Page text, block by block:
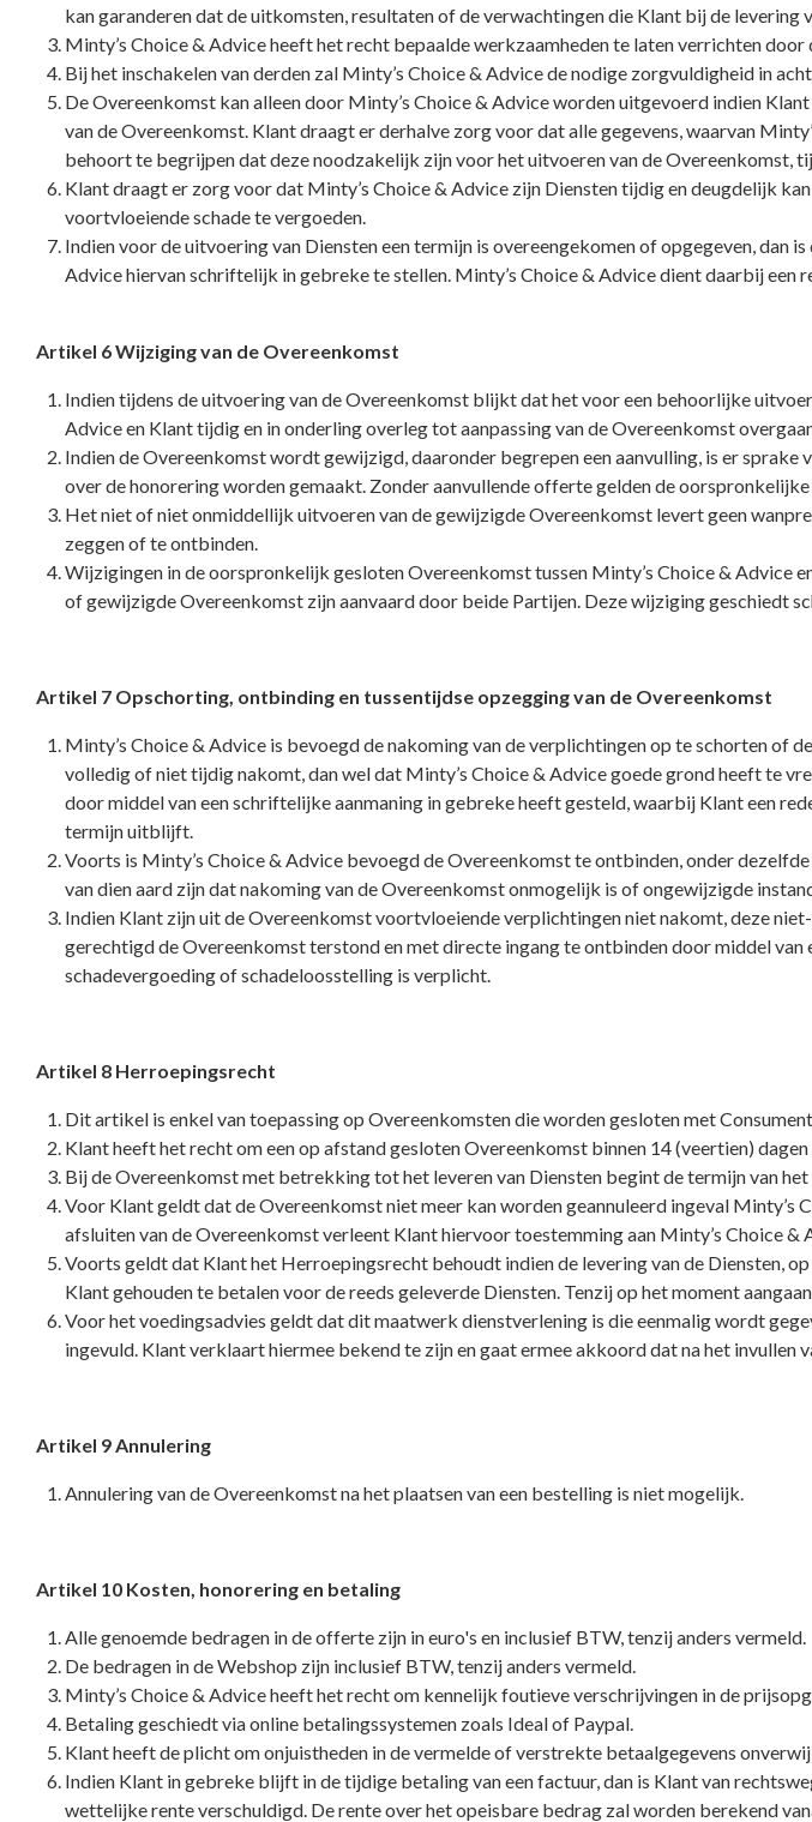
kan garanderen dat de uitkomsten, resultaten of de verwachtingen die Klant bij de
Minty’s Choice & Advice heeft het recht bepaalde werkzaamheden te laten verrichten door
Bij het inschakelen van derden zal Minty’s Choice & Advice de nodige zorgvuldigheid in acht
De Overeenkomst kan alleen door Minty’s Choice & Advice worden uitgevoerd indien
van de Overeenkomst. Klant draagt er derhalve zorg voor dat alle gegevens, waarvan
behoort te begrijpen dat deze noodzakelijk zijn voor het uitvoeren van de Overeenkomst,
Klant draagt er zorg voor dat Minty’s Choice & Advice zijn Diensten tijdig en deugdelijk
voortvloeiende schade te vergoeden.
Indien voor de uitvoering van Diensten een termijn is overeengekomen of opgegeven,
Advice hiervan schriftelijk in gebreke te stellen. Minty’s Choice & Advice dient daarbij
Artikel 6 Wijziging van de Overeenkomst
Indien tijdens de uitvoering van de Overeenkomst blijkt dat het voor een behoorlijke
Advice en Klant tijdig en in onderling overleg tot aanpassing van de Overeenkomst
Indien de Overeenkomst wordt gewijzigd, daaronder begrepen een aanvulling, is er
over de honorering worden gemaakt. Zonder aanvullende offerte gelden de
Het niet of niet onmiddellijk uitvoeren van de gewijzigde Overeenkomst levert geen
zeggen of te ontbinden.
Wijzigingen in de oorspronkelijk gesloten Overeenkomst tussen Minty’s Choice & Advice
of gewijzigde Overeenkomst zijn aanvaard door beide Partijen. Deze wijziging geschiedt
Artikel 7 Opschorting, ontbinding en tussentijdse opzegging van de Overeenkomst
Minty’s Choice & Advice is bevoegd de nakoming van de verplichtingen op te schorten
volledig of niet tijdig nakomt, dan wel dat Minty’s Choice & Advice goede grond heeft te
door middel van een schriftelijke aanmaning in gebreke heeft gesteld, waarbij Klant een
termijn uitblijft.
Voorts is Minty’s Choice & Advice bevoegd de Overeenkomst te ontbinden, onder
van dien aard zijn dat nakoming van de Overeenkomst onmogelijk is of ongewijzigde
Indien Klant zijn uit de Overeenkomst voortvloeiende verplichtingen niet nakomt, deze
gerechtigd de Overeenkomst terstond en met directe ingang te ontbinden door middel
schadevergoeding of schadeloosstelling is verplicht.
Artikel 8 Herroepingsrecht
Dit artikel is enkel van toepassing op Overeenkomsten die worden gesloten met
Klant heeft het recht om een op afstand gesloten Overeenkomst binnen 14 (veertien)
Bij de Overeenkomst met betrekking tot het leveren van Diensten begint de termijn van
Voor Klant geldt dat de Overeenkomst niet meer kan worden geannuleerd ingeval
afsluiten van de Overeenkomst verleent Klant hiervoor toestemming aan Minty’s Choice
Voorts geldt dat Klant het Herroepingsrecht behoudt indien de levering van de Diensten,
Klant gehouden te betalen voor de reeds geleverde Diensten. Tenzij op het moment
Voor het voedingsadvies geldt dat dit maatwerk dienstverlening is die eenmalig wordt
ingevuld. Klant verklaart hiermee bekend te zijn en gaat ermee akkoord dat na het
Artikel 9 Annulering
Annulering van de Overeenkomst na het plaatsen van een bestelling is niet mogelijk.
Artikel 10 Kosten, honorering en betaling
Alle genoemde bedragen in de offerte zijn in euro's en inclusief BTW, tenzij anders vermeld.
De bedragen in de Webshop zijn inclusief BTW, tenzij anders vermeld.
Minty’s Choice & Advice heeft het recht om kennelijk foutieve verschrijvingen in de
Betaling geschiedt via online betalingssystemen zoals Ideal of Paypal.
Klant heeft de plicht om onjuistheden in de vermelde of verstrekte betaalgegevens
Indien Klant in gebreke blijft in de tijdige betaling van een factuur, dan is Klant van
wettelijke rente verschuldigd. De rente over het opeisbare bedrag zal worden berekend